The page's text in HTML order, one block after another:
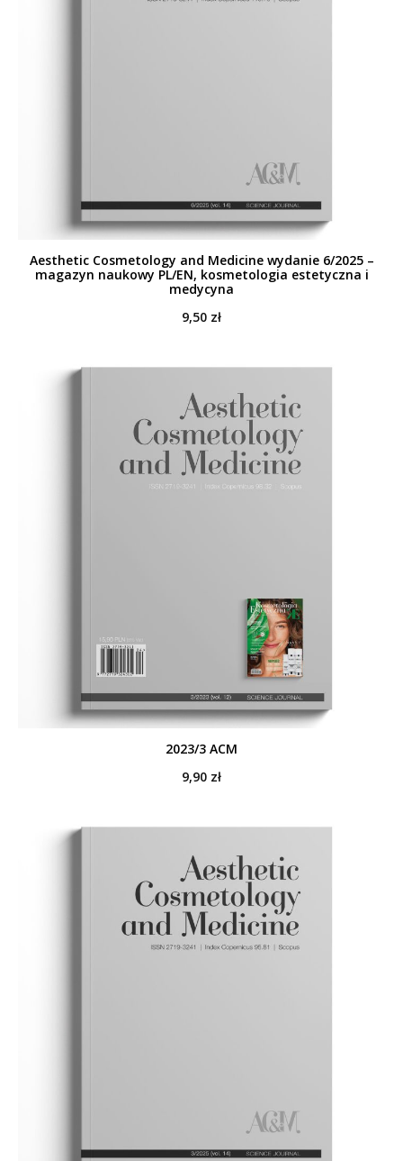
Aesthetic Cosmetology and Medicine wydanie 6/2025 –
magazyn naukowy PL/EN, kosmetologia estetyczna i
medycyna
9,50 zł
2023/3 ACM
9,90 zł